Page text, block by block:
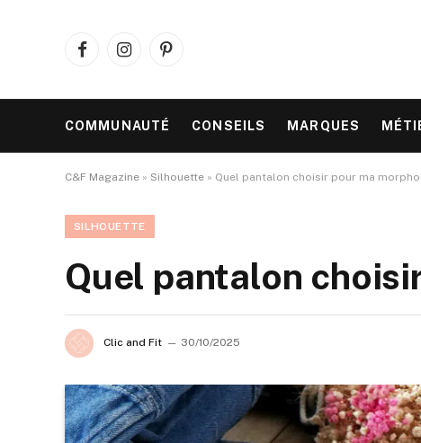
FacebookInstagramPinterest
COMMUNAUTÉ CONSEILS MARQUES
C&F Magazine » Silhouette » Quel pantalon choisir pour ma
SILHOUETTE
Quel pantalon
Clic and Fit 30/10/2025